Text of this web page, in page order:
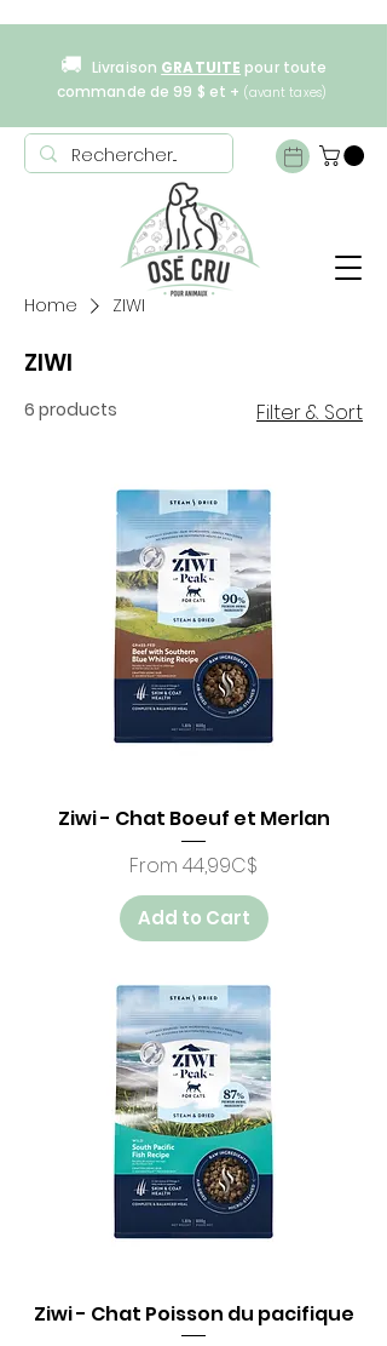
🚚 Livraison GRATUITE pour toute
commande de 99 $ et + (avant taxes)
Home ZIWI
ZIWI
6 products Filter & Sort
Ziwi - Chat Boeuf et Merlan
Price
From 44,99C$
Add to Cart
Ziwi - Chat Poisson du pacifique